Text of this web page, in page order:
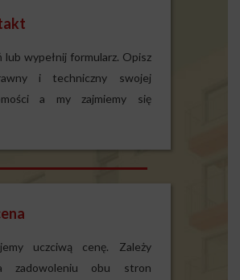
lub wypełnij formularz. Opisz
i techniczny swojej
a my zajmiemy się
uczciwą cenę. Zależy
zadowoleniu obu stron